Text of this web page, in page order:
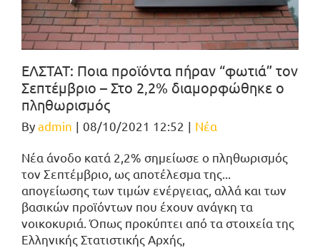
ΕΛΣΤΑΤ: Ποια προϊόντα πήραν “φωτιά” τον
Σεπτέμβριο – Στο 2,2% διαμορφώθηκε ο
πληθωρισμός
Byadmin | 08/10/2021 12:52 | Νέα
Νέα άνοδο κατά 2,2% σημείωσε ο πληθωρισμός
τον Σεπτέμβριο, ως αποτέλεσμα της...
απογείωσης των τιμών ενέργειας, αλλά και των
βασικών προϊόντων που έχουν ανάγκη τα
νοικοκυριά. Όπως προκύπτει από τα στοιχεία της
Ελληνικής Στατιστικής Αρχής,